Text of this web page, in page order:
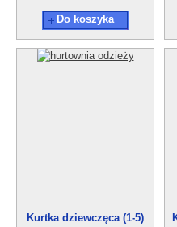
Do koszyka
Kurtka dziewczęca (1-5)